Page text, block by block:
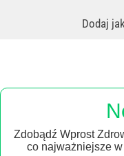
Dodaj
Zdobądź Wprost
co najważniejsze